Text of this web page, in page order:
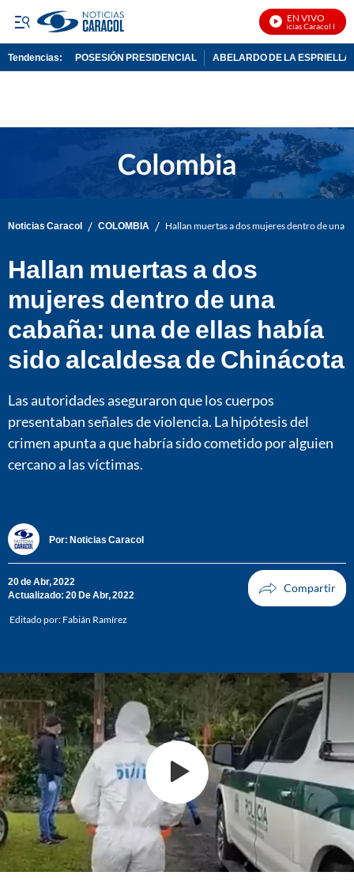
EN VIVO
Noticias Caracol En
Tendencias: POSESIÓN PRESIDENCIAL ABELARDO DE LA ESPRIELLA
Noticias Caracol / COLOMBIA / Hallan muertas a dos mujeres dentro de una
Hallan muertas a dos
mujeres dentro de una
cabaña: una de ellas había
sido alcaldesa de Chinácota
Las autoridades aseguraron que los cuerpos
presentaban señales de violencia. La hipótesis del
crimen apunta a que habría sido cometido por alguien
cercano a las víctimas.
Por: Noticias Caracol
20 de Abr, 2022
Actualizado: 20 De Abr, 2022
Editado por: Fabián Ramírez